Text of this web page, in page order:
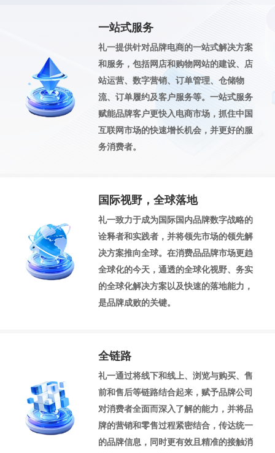
一站式服务
礼一提供针对品牌电商的一站式解决方案
和服务，包括网店和购物网站的建设、店
站运营、数字营销、订单管理、仓储物
流、订单履约及客户服务等。一站式服务
赋能品牌客户更快入电商市场，抓住中国
互联网市场的快速增长机会，并更好的服
务消费者。
国际视野，全球落地
礼一致力于成为国际国内品牌数字战略的
诠释者和实践者，并将领先市场的领先解
决方案推向全球。在消费品品牌市场更趋
全球化的今天，通透的全球化视野、务实
的全球化解决方案以及快速的落地能力，
是品牌成败的关键。
全链路
礼一通过将线下和线上、浏览与购买、售
前和售后等链路结合起来，赋予品牌公司
对消费者全面而深入了解的能力，并将品
牌的营销和零售过程紧密结合，传达统一
的品牌信息，同时更有效且精准的接触消